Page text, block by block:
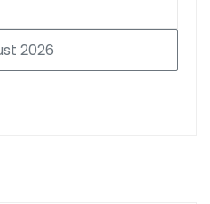
2026